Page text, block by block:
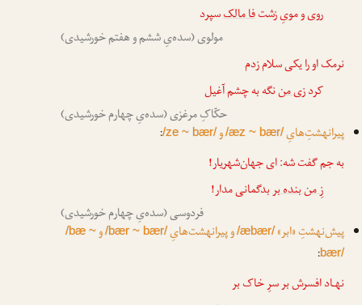
روی و مویِ زشتفا مالکسپرد
مولوی (سده‌یِ ششم و هفتم خورشیدی)
نرمک او را یکی سلام زدم
کردزی مننگه به چشم آغیل
حکّاکِ مرغزی (سده‌یِ چهارم خورشیدی)
پیرانهشتِ‌هایِ/æz ~ bær/و/ze ~ bær/
:
به جم گفت شه: ای جهان‌شهریار!
زِ من بنده بربدگمانی مدار!
فردوسی (سده‌یِ چهارم خورشیدی)
پیش‌نهشتِ «ابر»/æbær/و پیرانهشت‌هایِ/bær ~ bær/و/bæ ~
bær/
:
نهـاد افسرش بر سرِ خاک بر